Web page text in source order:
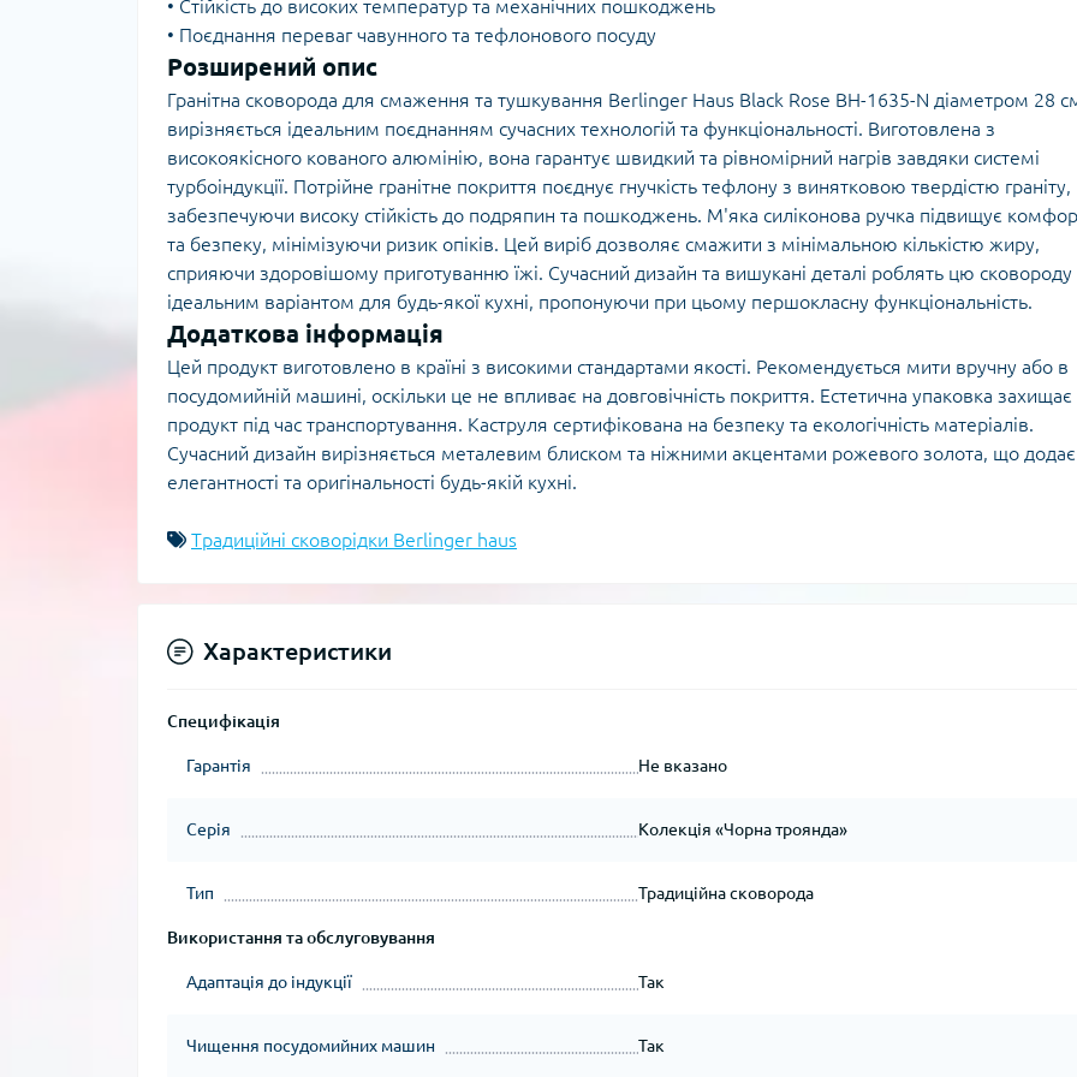
• Стійкість до високих температур та механічних пошкоджень
• Поєднання переваг чавунного та тефлонового посуду
Розширений опис
Гранітна сковорода для смаження та тушкування Berlinger Haus Black Rose BH-1635-N діаметром 28
вирізняється ідеальним поєднанням сучасних технологій та функціональності. Виготовлена з
високоякісного кованого алюмінію, вона гарантує швидкий та рівномірний нагрів завдяки системі
турбоіндукції. Потрійне гранітне покриття поєднує гнучкість тефлону з винятковою твердістю граніту,
забезпечуючи високу стійкість до подряпин та пошкоджень. М'яка силіконова ручка підвищує
та безпеку, мінімізуючи ризик опіків. Цей виріб дозволяє смажити з мінімальною кількістю жиру,
сприяючи здоровішому приготуванню їжі. Сучасний дизайн та вишукані деталі роблять цю сковороду
ідеальним варіантом для будь-якої кухні, пропонуючи при цьому першокласну функціональність.
Додаткова інформація
Цей продукт виготовлено в країні з високими стандартами якості. Рекомендується мити вручну або в
посудомийній машині, оскільки це не впливає на довговічність покриття. Естетична упаковка захищає
продукт під час транспортування. Каструля сертифікована на безпеку та екологічність матеріалів.
Сучасний дизайн вирізняється металевим блиском та ніжними акцентами рожевого золота, що додає
елегантності та оригінальності будь-якій кухні.
Традиційні сковорідки Berlinger haus
Характеристики
Специфікація
Гарантія Не вказано
Серія Колекція «Чорна троянда»
Тип Традиційна сковорода
Використання та обслуговування
Адаптація до індукції Так
Чищення посудомийних машин Так